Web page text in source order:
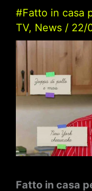
#Fatto in casa
TV, News/ 22/
Fatto in casa